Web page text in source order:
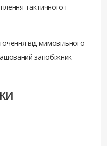
тактичного і
від мимовільного
запобіжник